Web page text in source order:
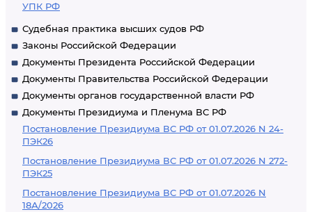
УПК РФ
Судебная практика высших судов РФ
Законы Российской Федерации
Документы Президента Российской Федерации
Документы Правительства Российской Федерации
Документы органов государственной власти РФ
Документы Президиума и Пленума ВС РФ
Постановление Президиума ВС РФ от 01.07.2026 N 24-
ПЭК26
Постановление Президиума ВС РФ от 01.07.2026 N 272-
ПЭК25
Постановление Президиума ВС РФ от 01.07.2026 N
18А/2026